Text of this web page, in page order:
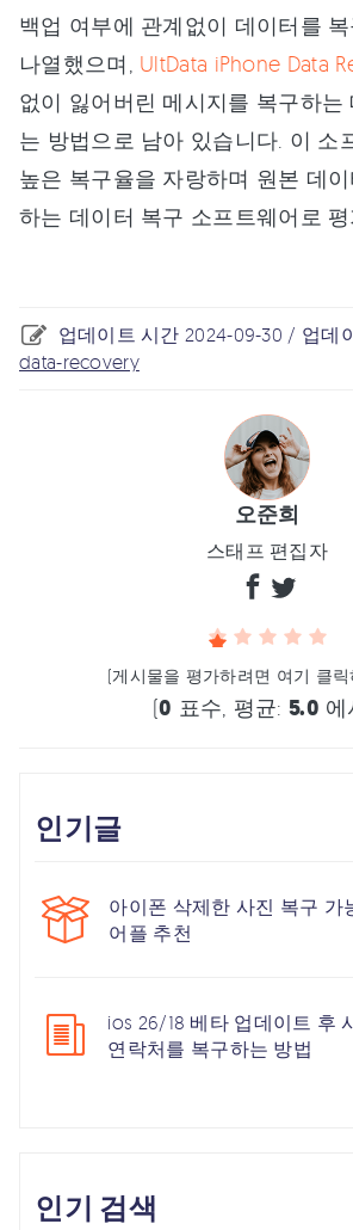
백업 여부에 관계없이 데이터를
나열했으며, UltData iPhone Data
없이 잃어버린 메시지를 복구하는
는 방법으로 남아 있습니다. 이 소
높은 복구율을 자랑하며 원본 데
하는 데이터 복구 소프트웨어로
업데이트 시간 2024-09-30 / 업데
data-recovery
오준희
스태프 편집자
(게시물을 평가하려면 여기 클릭
(0 표수, 평균: 5.0 에
인기글
아이폰 삭제한 사진 복구 가
어플 추천
ios 26/18 베타 업데이트 후
연락처를 복구하는 방법
인기 검색